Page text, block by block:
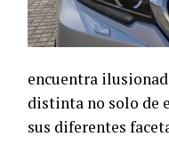
encuentra
distinta no solo de
sus diferentes